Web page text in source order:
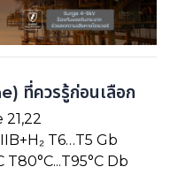
ที่ควรรู้ก่อนเลือก
21,22
T6…T5 Gb
T80°C...T95°C Db